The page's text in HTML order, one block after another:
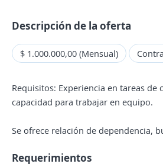
Descripción de la oferta
$ 1.000.000,00 (Mensual)
Requisitos: Experiencia en tareas
capacidad para trabajar en equipo.
Se ofrece relación de dependencia,
Requerimientos